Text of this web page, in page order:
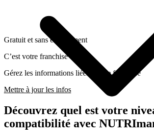
Gratuit et sans engagement
C’est votre franchise ?
Gérez les informations liées a cette franchise
Mettre à jour les infos
Découvrez quel est votre
compatibilité avec